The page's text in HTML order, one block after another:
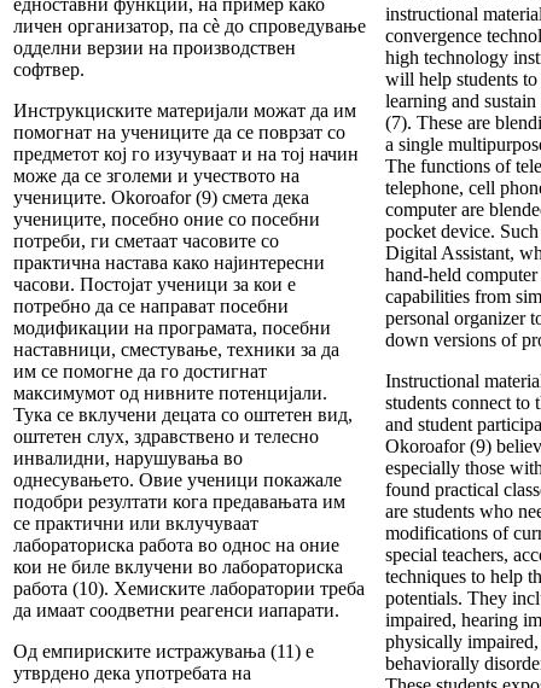
едноставни функции, на пример како
личен организатор, па сè до спроведување
одделни верзии на производствен
софтвер.
Инструкциските материјали можат да им
помогнат на учениците да се поврзат со
предметот кој го изучуваат и на тој начин
може да се зголеми и учеството на
учениците. Okoroafor (9) смета дека
учениците, посебно оние со посебни
потреби, ги сметаат часовите со
практична настава како најинтересни
часови. Постојат ученици за кои е
потребно да се направат посебни
модификации на програмата, посебни
наставници, сместување, техники за да
им се помогне да го достигнат
максимумот од нивните потенцијали.
Тука се вклучени децата со оштетен вид,
оштетен слух, здравствено и телесно
инвалидни, нарушувања во
однесувањето. Овие ученици покажале
подобри резултати кога предавањата им
се практични или вклучуваат
лабораториска работа во однос на оние
кои не биле вклучени во лабораториска
работа (10). Хемиските лаборатории треба
да имаат соодветни реагенси иапарати.
Од емпириските истражувања (11) е
утврдено дека употребата на
instructional
convergence
high technology
will help students to
learning and
(7). These are
a single
The functions of
telephone, cell
computer are
pocket device.
Digital Assistant,
hand-held
capabilities from
personal organizer
down versions of
Instructional
students connect to
and student
Okoroafor (9)
especially those
found practical
are students who
modifications of
special teachers,
techniques to help
potentials. They
impaired, hearing
physically
behaviorally